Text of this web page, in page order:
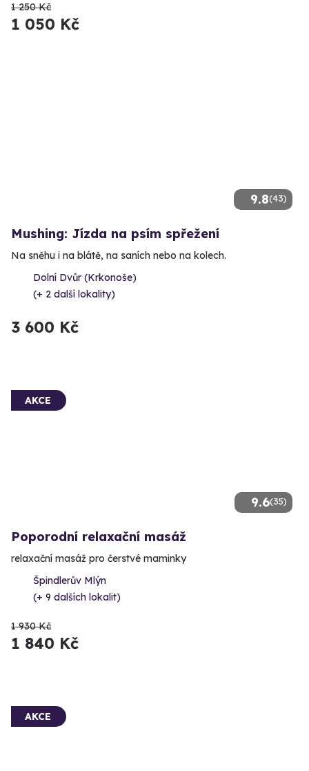
1 250 Kč
1 050 Kč
9.8(43)
Mushing: Jízda na psím spřežení
Na sněhu i na blátě, na saních nebo na kolech.
Dolní Dvůr (Krkonoše)
(+ 2 další lokality)
3 600 Kč
9.6(35)
AKCE
Poporodní relaxační masáž
relaxační masáž pro čerstvé maminky
Špindlerův Mlýn
(+ 9 dalších lokalit)
1 930 Kč
1 840 Kč
AKCE